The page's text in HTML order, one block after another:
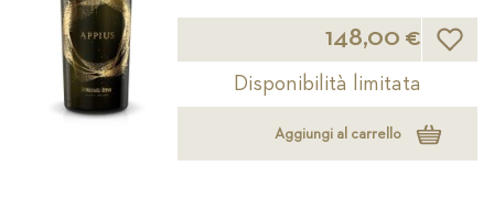
148,00 € Lista
Disponibilità limitata
Aggiungi al carrello